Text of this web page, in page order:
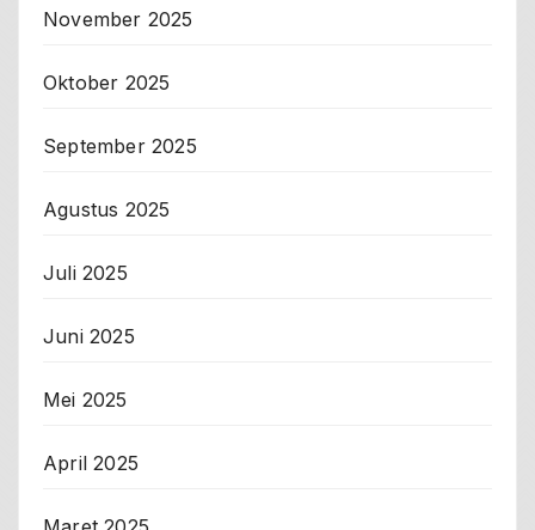
November 2025
Oktober 2025
September 2025
Agustus 2025
Juli 2025
Juni 2025
Mei 2025
April 2025